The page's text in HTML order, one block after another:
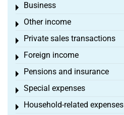
Business
Toggle menu
Other income
Toggle menu
Private sales transactions
Toggle menu
Foreign income
Toggle menu
Pensions and insurance
Toggle menu
Special expenses
Toggle menu
Household-related expenses
Toggle menu